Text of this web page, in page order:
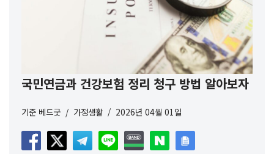
국민연금과 건강보험 정리 청구 방법 알아보자
기준 베드굿 가정생활 2026년 04월 01일